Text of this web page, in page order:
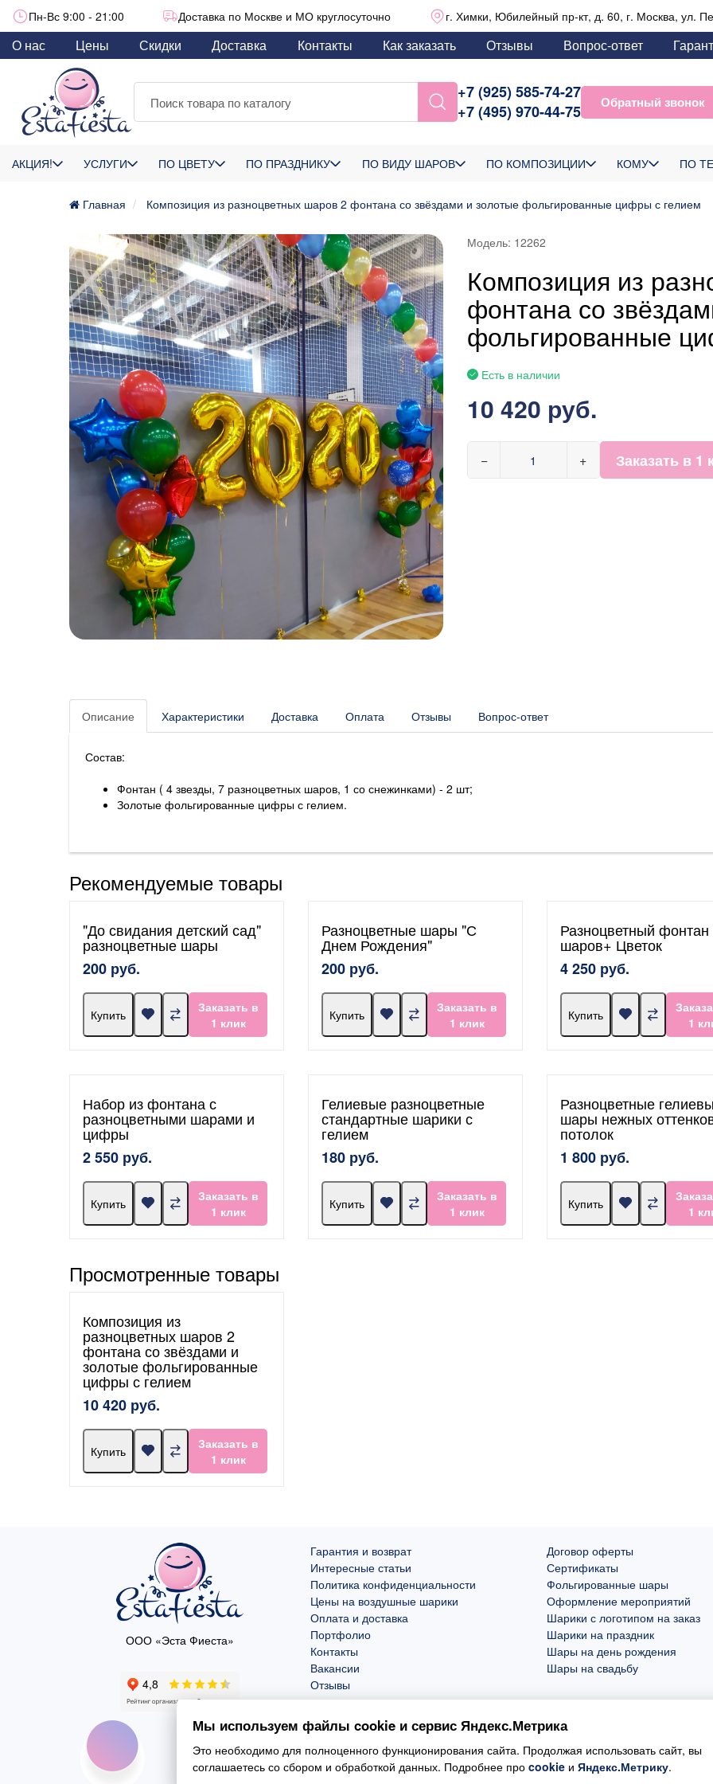
Пн-Вс 9:00 - 21:00 Доставка по Москве и МО круглосуточно г. Химки, Юбилейный пр-кт, д. 60, г. Москва, ул.
О нас Цены Скидки Доставка Контакты Как заказать Отзывы Вопрос-ответ
+7 (925) 585-74-27
+7 (495) 970-44-75
Обратный звонок
АКЦИЯ! УСЛУГИ ПО ЦВЕТУ ПО ПРАЗДНИКУ ПО ВИДУ ШАРОВ ПО КОМПОЗИЦИИ КОМУ ПО
Главная Композиция из разноцветных шаров 2 фонтана со звёздами и золотые фольгированные цифры с гелием
Модель: 12262
Композиция из
фонтана со
фольгированные
Есть в наличии
10 420 руб.
− + Заказать в 1
Описание Характеристики Доставка Оплата Отзывы Вопрос-ответ
Состав:
Фонтан ( 4 звезды, 7 разноцветных шаров, 1 со снежинками) - 2 шт;
Золотые фольгированные цифры с гелием.
Рекомендуемые товары
"До свидания детский сад"
разноцветные шары
200 руб.
Купить
Заказать в
1 клик
Разноцветные шары "С
Днем Рождения"
200 руб.
Купить
Заказать в
1 клик
Разноцветный фонтан
шаров+ Цветок
4 250 руб.
Купить
1
Набор из фонтана с
разноцветными шарами и
цифры
2 550 руб.
Купить
Заказать в
1 клик
Гелиевые разноцветные
стандартные шарики с
гелием
180 руб.
Купить
Заказать в
1 клик
Разноцветные
шары нежных
потолок
1 800 руб.
Купить
1
Просмотренные товары
Композиция из
разноцветных шаров 2
фонтана со звёздами и
золотые фольгированные
цифры с гелием
10 420 руб.
Купить
Заказать в
1 клик
ООО «Эста Фиеста»
Гарантия и возврат
Интересные статьи
Политика конфиденциальности
Цены на воздушные шарики
Оплата и доставка
Портфолио
Контакты
Вакансии
Отзывы
Договор оферты
Сертификаты
Фольгированные шары
Оформление мероприятий
Шарики с логотипом на заказ
Шарики на праздник
Шары на день рождения
Шары на свадьбу
Мы используем файлы cookie и сервис Яндекс.Метрика
Это необходимо для полноценного функционирования сайта. Продолжая использовать сайт, вы
соглашаетесь со сбором и обработкой данных. Подробнее про cookie и Яндекс.Метрику.